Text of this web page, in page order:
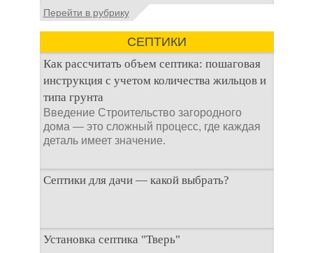
Общие сведения об
Антисептик для
выгребных ям – это
специальные
Перейти в рубрику
СЕПТИКИ
Как рассчитать объем септика: пошаговая
инструкция с учетом количества жильцов и
типа грунта
Введение Строительство загородного
дома — это сложный процесс, где каждая
деталь имеет значение.
Септики для дачи — какой выбрать?
При строительстве дачи одной из
первоочередных задач становится
Установка септика "Тверь"